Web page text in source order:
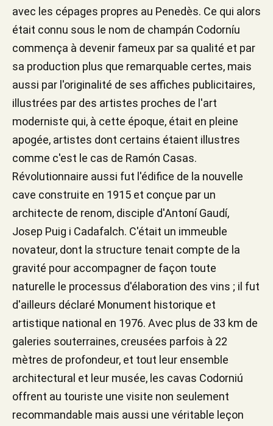
avec les cépages propres au Penedès. Ce qui alors
était connu sous le nom de champán Codorníu
commença à devenir fameux par sa qualité et par
sa production plus que remarquable certes, mais
aussi par l'originalité de ses affiches publicitaires,
illustrées par des artistes proches de l'art
moderniste qui, à cette époque, était en pleine
apogée, artistes dont certains étaient illustres
comme c'est le cas de Ramón Casas.
Révolutionnaire aussi fut l'édifice de la nouvelle
cave construite en 1915 et conçue par un
architecte de renom, disciple d'Antoní Gaudí,
Josep Puig i Cadafalch. C'était un immeuble
novateur, dont la structure tenait compte de la
gravité pour accompagner de façon toute
naturelle le processus d'élaboration des vins ; il fut
d'ailleurs déclaré Monument historique et
artistique national en 1976. Avec plus de 33 km de
galeries souterraines, creusées parfois à 22
mètres de profondeur, et tout leur ensemble
architectural et leur musée, les cavas Codorniú
offrent au touriste une visite non seulement
recommandable mais aussi une véritable leçon